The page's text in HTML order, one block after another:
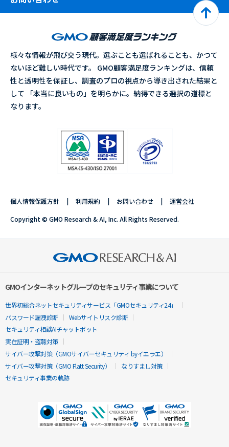
様々な情報が飛び交う現代。選ぶことも選ばれることも、かつて
ないほど難しい時代です。 GMO顧客満足度ランキングは、信頼
性と透明性を保証し、調査のプロの視点から導き出された結果と
して 「本当に良いもの」を明らかに。納得できる選択の道標と
なります。
個人情報保護方針 利用規約 お問い合わせ 運営会社
Copyright © GMO Research & AI, Inc. All Rights Reserved.
GMOインターネットグループのセキュリティ事業について
世界初総合ネットセキュリティサービス「GMOセキュリティ24」
パスワード漏洩診断
Webサイトリスク診断
セキュリティ相談AIチャットボット
実在証明・盗聴対策
サイバー攻撃対策（GMOサイバーセキュリティ byイエラエ）
サイバー攻撃対策（GMO Flatt Security）
なりすまし対策
セキュリティ事業の軌跡